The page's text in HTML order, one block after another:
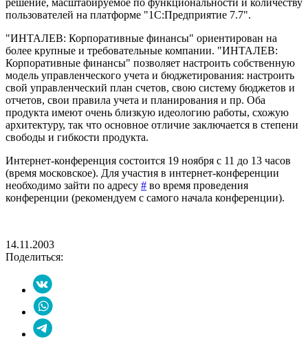
пользователей на платформе "1С:Предприятие 7.7".
"ИНТАЛЕВ: Корпоративные финансы" ориентирован на
более крупные и требовательные компании. "ИНТАЛЕВ:
Корпоративные финансы" позволяет настроить собственную
модель управленческого учета и бюджетирования: настроить
свой управленческий план счетов, свою систему бюджетов и
отчетов, свои правила учета и планирования и пр. Оба
продукта имеют очень близкую идеологию работы, схожую
архитектуру, так что основное отличие заключается в степени
свободы и гибкости продукта.
Интернет-конференция состоится 19 ноября с 11 до 13 часов
(время московское). Для участия в интернет-конференции
необходимо зайти по адресу # во время проведения
конференции (рекомендуем с самого начала конференции).
14.11.2003
Поделиться: